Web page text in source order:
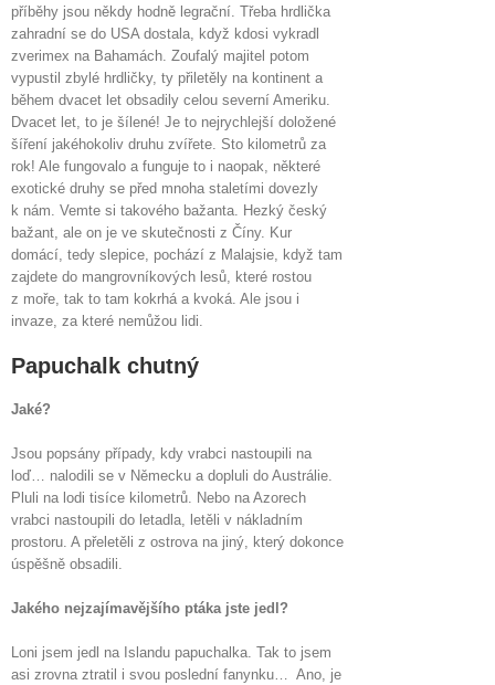
příběhy jsou někdy hodně legrační. Třeba hrdlička
zahradní se do USA dostala, když kdosi vykradl
zverimex na Bahamách. Zoufalý majitel potom
vypustil zbylé hrdličky, ty přiletěly na kontinent a
během dvacet let obsadily celou severní Ameriku.
Dvacet let, to je šílené! Je to nejrychlejší doložené
šíření jakéhokoliv druhu zvířete. Sto kilometrů za
rok! Ale fungovalo a funguje to i naopak, některé
exotické druhy se před mnoha staletími dovezly
k nám. Vemte si takového bažanta. Hezký český
bažant, ale on je ve skutečnosti z Číny. Kur
domácí, tedy slepice, pochází z Malajsie, když tam
zajdete do mangrovníkových lesů, které rostou
z moře, tak to tam kokrhá a kvoká. Ale jsou i
invaze, za které nemůžou lidi.
Papuchalk chutný
Jaké?
Jsou popsány případy, kdy vrabci nastoupili na
loď… nalodili se v Německu a dopluli do Austrálie.
Pluli na lodi tisíce kilometrů. Nebo na Azorech
vrabci nastoupili do letadla, letěli v nákladním
prostoru. A přeletěli z ostrova na jiný, který dokonce
úspěšně obsadili.
Jakého nejzajímavějšího ptáka jste jedl?
Loni jsem jedl na Islandu papuchalka. Tak to jsem
asi zrovna ztratil i svou poslední fanynku… Ano, je